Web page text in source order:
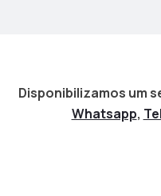
Anna
Disponibilizamos um
Whatsapp,